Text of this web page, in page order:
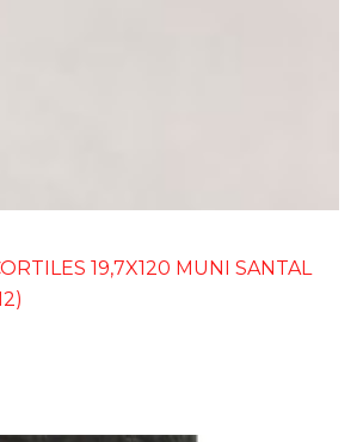
19,7X120 MUNI SANTAL